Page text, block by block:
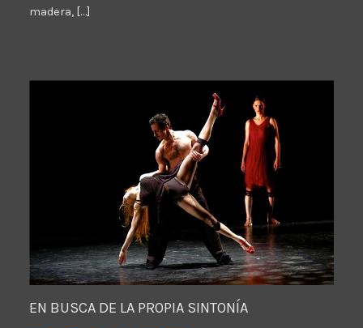
madera, […]
EN BUSCA DE LA PROPIA SINTONÍA